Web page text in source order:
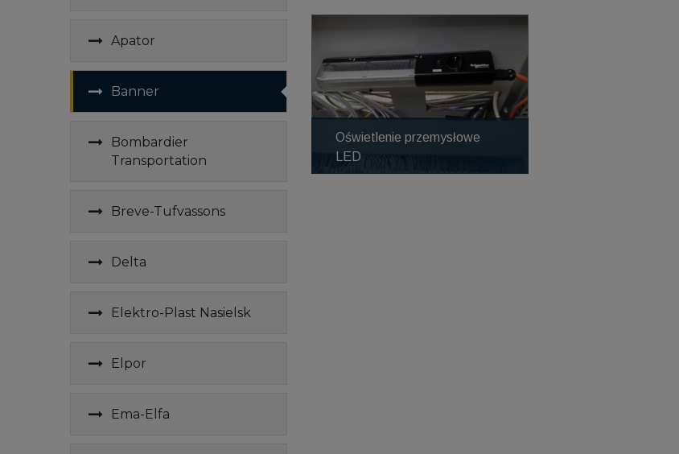
Apator
Banner
Bombardier
Transportation
Breve-Tufvassons
Delta
Elektro-Plast Nasielsk
Elpor
Ema-Elfa
Oświetlenie przemysłowe
LED